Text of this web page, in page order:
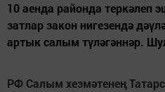
10 аенда районда теркәлеп
затлар закон нигезендә
артык салым түләгәннәр.
РФ Салым хезмәтенең